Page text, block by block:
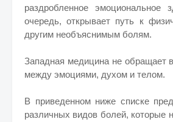
раздробленное эмоциональное
очередь, открывает путь к
другим необъяснимым болям.
Западная медицина не обращает
между эмоциями, духом и телом.
В приведенном ниже списке
различных видов болей, которые